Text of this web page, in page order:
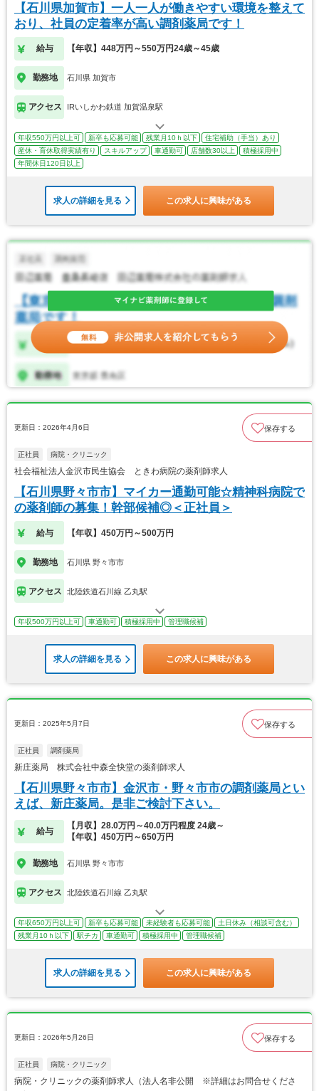
【石川県加賀市】一人一人が働きやすい環境を整えて
おり、社員の定着率が高い調剤薬局です！
給与 【年収】448万円～550万円24歳～45歳
勤務地 石川県 加賀市
アクセス IRいしかわ鉄道 加賀温泉駅
年収550万円以上可 新卒も応募可能 残業月10ｈ以下
住宅補助（手当）あり
産休・育休取得実績有り
スキルアップ 車通勤可 店舗数30以上
積極採用中
年間休日120日以上
求人の詳細を見る この求人に興味がある
更新日：2026年4月6日 保存する
正社員 病院・クリニック
社会福祉法人金沢市民生協会 ときわ病院の薬剤師求人
【石川県野々市市】マイカー通勤可能☆精神科病院で
の薬剤師の募集！幹部候補◎＜正社員＞
給与 【年収】450万円～500万円
勤務地 石川県 野々市市
アクセス 北陸鉄道石川線 乙丸駅
年収500万円以上可 車通勤可 積極採用中 管理職候補
求人の詳細を見る この求人に興味がある
更新日：2025年5月7日 保存する
正社員 調剤薬局
新庄薬局 株式会社中森全快堂の薬剤師求人
【石川県野々市市】金沢市・野々市市の調剤薬局とい
えば、新庄薬局。是非ご検討下さい。
給与
【月収】28.0万円～40.0万円程度 24歳～
【年収】450万円～650万円
勤務地 石川県 野々市市
アクセス 北陸鉄道石川線 乙丸駅
年収650万円以上可 新卒も応募可能 未経験者も応募可能
土日休み（相談可含む）
残業月10ｈ以下
駅チカ 車通勤可 積極採用中 管理職候補
求人の詳細を見る この求人に興味がある
更新日：2026年5月26日 保存する
正社員 病院・クリニック
病院・クリニックの薬剤師求人（法人名非公開 ※詳細はお問合せくださ